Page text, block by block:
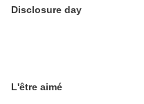
Disclosure day
L'être aimé